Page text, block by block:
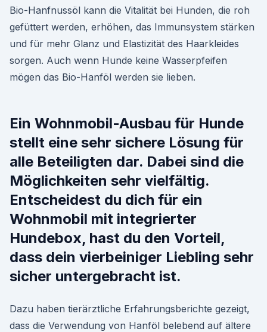
Bio-Hanfnussöl kann die Vitalität bei Hunden, die roh
gefüttert werden, erhöhen, das Immunsystem stärken
und für mehr Glanz und Elastizität des Haarkleides
sorgen. Auch wenn Hunde keine Wasserpfeifen
mögen das Bio-Hanföl werden sie lieben.
Ein Wohnmobil-Ausbau für Hunde
stellt eine sehr sichere Lösung für
alle Beteiligten dar. Dabei sind die
Möglichkeiten sehr vielfältig.
Entscheidest du dich für ein
Wohnmobil mit integrierter
Hundebox, hast du den Vorteil,
dass dein vierbeiniger Liebling sehr
sicher untergebracht ist.
Dazu haben tierärztliche Erfahrungsberichte gezeigt,
dass die Verwendung von Hanföl belebend auf ältere